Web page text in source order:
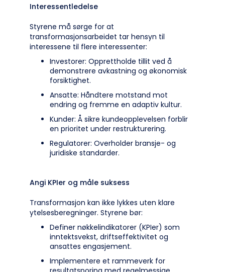
Interessentledelse
Styrene må sørge for at
transformasjonsarbeidet tar hensyn til
interessene til flere interessenter:
Investorer: Opprettholde tillit ved å
demonstrere avkastning og økonomisk
forsiktighet.
Ansatte: Håndtere motstand mot
endring og fremme en adaptiv kultur.
Kunder: Å sikre kundeopplevelsen forblir
en prioritet under restrukturering.
Regulatorer: Overholder bransje- og
juridiske standarder.
Angi KPIer og måle suksess
Transformasjon kan ikke lykkes uten klare
ytelsesberegninger. Styrene bør:
Definer nøkkelindikatorer (KPIer) som
inntektsvekst, driftseffektivitet og
ansattes engasjement.
Implementere et rammeverk for